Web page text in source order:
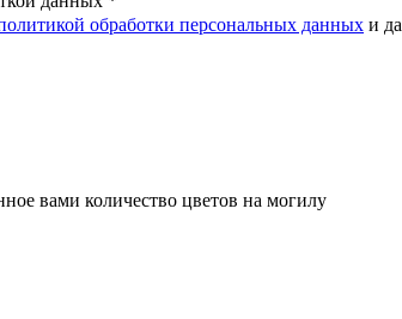
обработки персональных данных и
вами количество цветов на могилу